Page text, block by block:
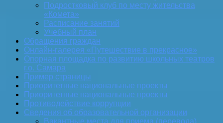
Подростковый клуб по месту жительства
«Комета»
Расписание занятий
Учебный план
Обращения граждан
Онлайн-галерея «Путешествие в прекрасное»
Опорная площадка по развитию школьных театров
г.о. Самара
Пример страницы
Приоритетные национальные проекты
Приоритетные национальные проекты
Противодействие коррупции
Сведения об образовательной организации
Вакантные места для приема (перевода)